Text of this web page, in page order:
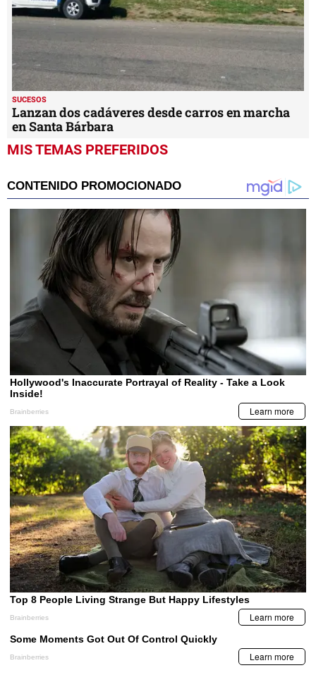
SUCESOS
Lanzan dos cadáveres desde carros en marcha
en Santa Bárbara
MIS TEMAS PREFERIDOS